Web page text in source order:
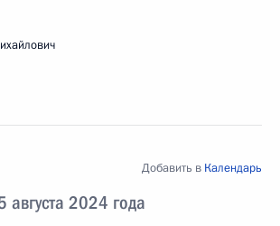
августа 2024 года
Добавить в Календарь